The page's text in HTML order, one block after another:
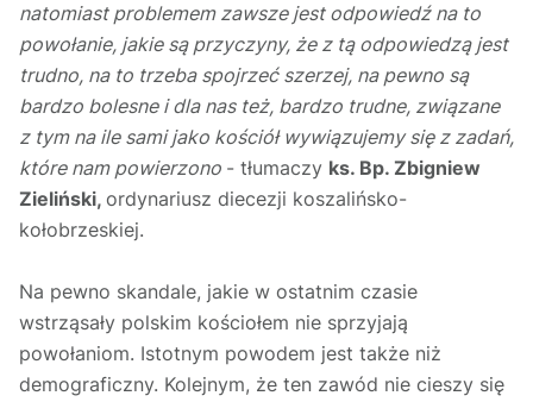
natomiast problemem zawsze jest odpowiedź na to
powołanie, jakie są przyczyny, że z tą odpowiedzą jest
trudno, na to trzeba spojrzeć szerzej, na pewno są
bardzo bolesne i dla nas też, bardzo trudne, związane
z tym na ile sami jako kościół wywiązujemy się z zadań,
które nam powierzono - tłumaczy ks. Bp. Zbigniew
Zieliński, ordynariusz diecezji koszalińsko-
kołobrzeskiej.
Na pewno skandale, jakie w ostatnim czasie
wstrząsały polskim kościołem nie sprzyjają
powołaniom. Istotnym powodem jest także niż
demograficzny. Kolejnym, że ten zawód nie cieszy się